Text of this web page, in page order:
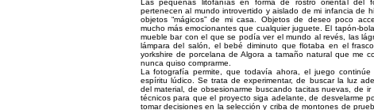
Las pequeñas litofanías en forma de rostro oriental del
pertenecen al mundo introvertido y aislado de mi infancia de
objetos “mágicos” de mi casa. Objetos de deseo poco
mucho más emocionantes que cualquier juguete. El tapón-
mueble bar con el que se podía ver el mundo al revés, las
lámpara del salón, el bebé diminuto que flotaba en el
yorkshire de porcelana de Algora a tamaño natural que me
nunca quiso comprarme.
La fotografía permite, que todavía ahora, el juego
espíritu lúdico. Se trata de experimentar, de buscar la luz
del material, de obsesionarme buscando tacitas nuevas, de ir
técnicos para que el proyecto siga adelante, de desvelarme
tomar decisiones en la selección y criba de montones de